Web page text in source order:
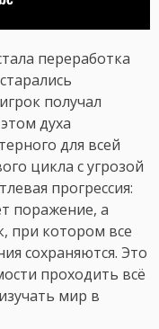
переработка
получал
духа
для всей
цикла с угрозой
прогрессия:
поражение, а
при котором все
сохраняются. Это
проходить всё
мир в